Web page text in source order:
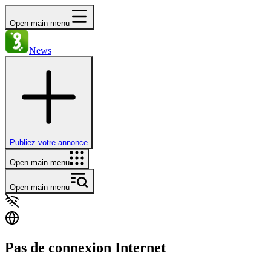
Open main menu
News
Publiez votre annonce
Open main menu
Open main menu
Pas de connexion Internet